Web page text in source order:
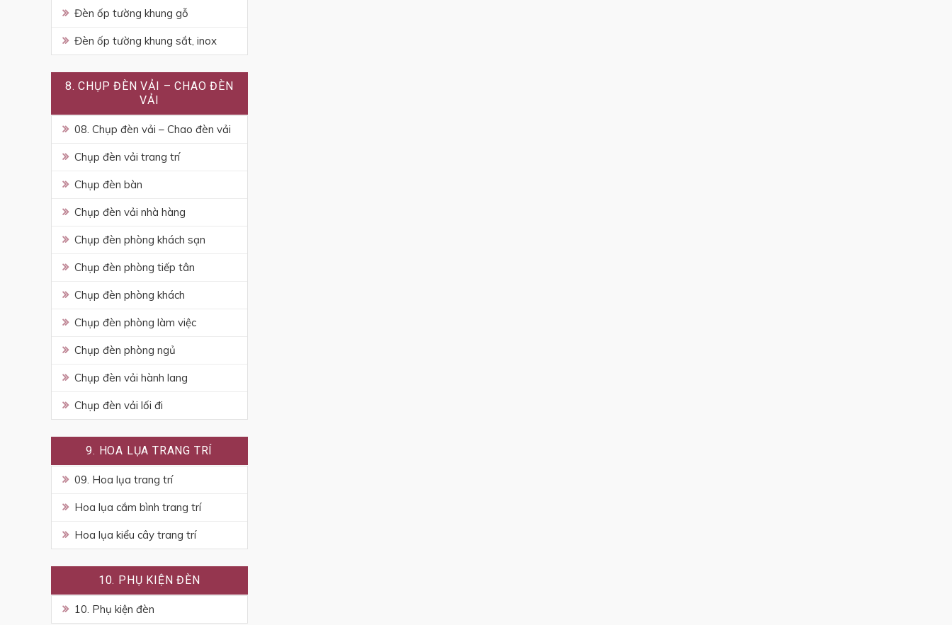
Đèn ốp tường khung gỗ
Đèn ốp tường khung sắt, inox
8. CHỤP ĐÈN VẢI – CHAO ĐÈN
VẢI
08. Chụp đèn vải – Chao đèn vải
Chụp đèn vải trang trí
Chụp đèn bàn
Chụp đèn vải nhà hàng
Chụp đèn phòng khách sạn
Chụp đèn phòng tiếp tân
Chụp đèn phòng khách
Chụp đèn phòng làm việc
Chụp đèn phòng ngủ
Chụp đèn vải hành lang
Chụp đèn vải lối đi
9. HOA LỤA TRANG TRÍ
09. Hoa lụa trang trí
Hoa lụa cắm bình trang trí
Hoa lụa kiểu cây trang trí
10. PHỤ KIỆN ĐÈN
10. Phụ kiện đèn